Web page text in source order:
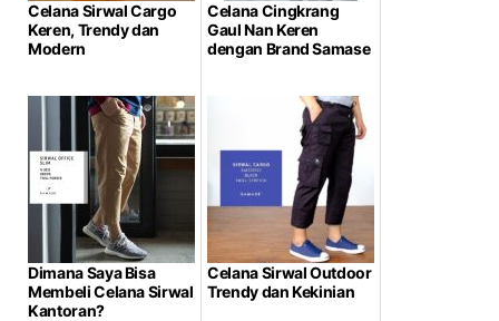
Celana Sirwal Cargo
Keren, Trendy dan
Modern
Celana Cingkrang
Gaul Nan Keren
dengan Brand Samase
Dimana Saya Bisa
Membeli Celana Sirwal
Kantoran?
Celana Sirwal Outdoor
Trendy dan Kekinian